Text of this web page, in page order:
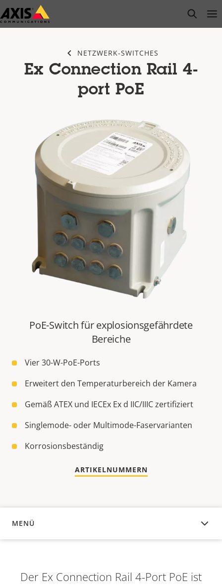
Zum
Hauptinhalt
open
NETZWERK-SWITCHES
Ex Connection Rail 4-
port PoE
PoE-Switch für explosionsgefährdete
Bereiche
Vier 30-W-PoE-Ports
Erweitert den Temperaturbereich der Kamera
Gemäß ATEX und IECEx Ex d IIC/IIIC zertifiziert
Singlemode- oder Multimode-Faservarianten
Korrosionsbeständig
ARTIKELNUMMERN
MENÜ
ÜBERSICHT
Der Ex Connection Rail 4-Port PoE ist